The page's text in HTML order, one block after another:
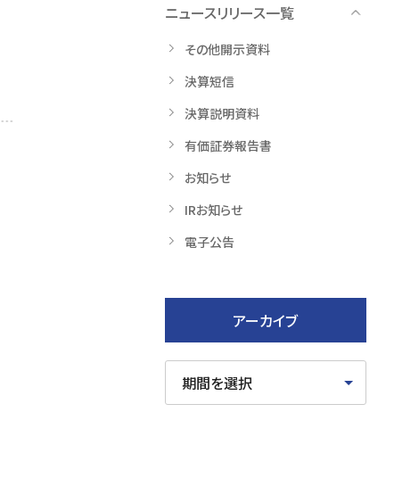
ニュースリリース一覧
その他開示資料
決算短信
決算説明資料
有価証券報告書
お知らせ
IRお知らせ
電子公告
アーカイブ